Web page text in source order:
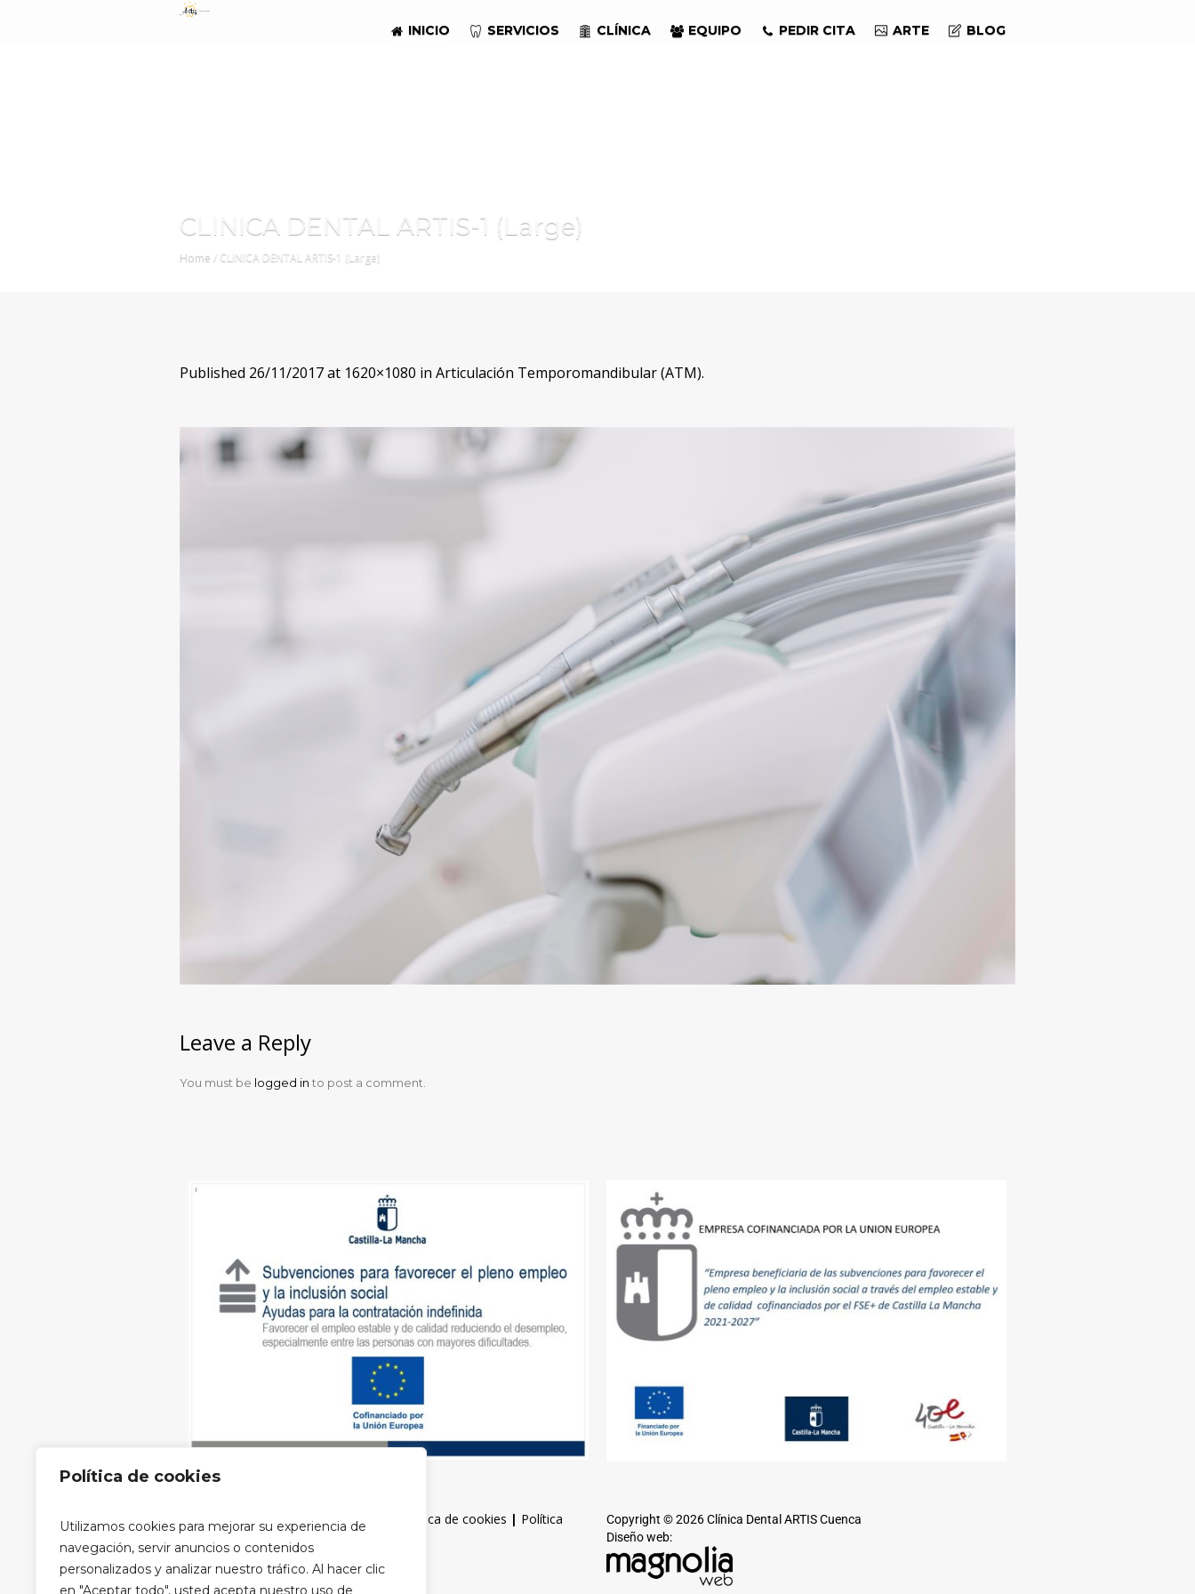
Política de cookies
Utilizamos cookies para mejorar su experiencia de
navegación, servir anuncios o contenidos
personalizados y analizar nuestro tráfico. Al hacer clic
en "Aceptar todo", usted acepta nuestro uso de
INICIO SERVICIOS CLÍNICA EQUIPO PEDIR CITA ARTE BLOG
CLINICA DENTAL ARTIS-1 (Large)
Home / CLINICA DENTAL ARTIS-1 (Large)
Published 26/11/2017at 1620×1080 in Articulación Temporomandibular (ATM).
Leave a Reply
You must be logged in to post a comment.
Aviso legal Política de privacidad Política de cookies | Política
privacidad RRSS
Copyright © 2026 Clínica Dental ARTIS Cuenca
Diseño web: